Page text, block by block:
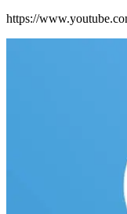
https://